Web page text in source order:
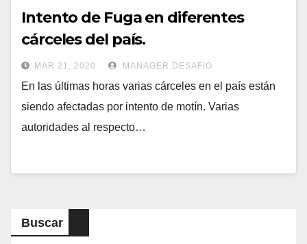
Intento de Fuga en diferentes
cárceles del país.
MAR 21, 2020 MANAGER.DESAFIO
En las últimas horas varias cárceles en el país están
siendo afectadas por intento de motín. Varias
autoridades al respecto…
Buscar